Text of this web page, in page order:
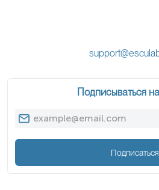
Подписываться
Подписаться